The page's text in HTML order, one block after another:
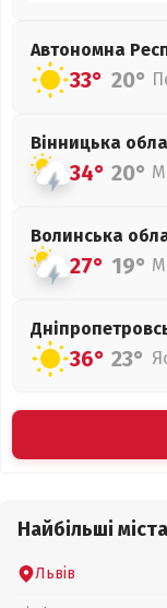
Автономна
33° 20°
Вінницька
34° 20°
Волинська
27° 19°
36° 23°
Найбільші
Львів